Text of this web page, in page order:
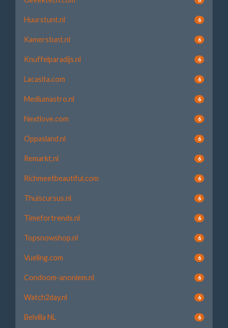
Huurstunt.nl 6
Kamerstunt.nl 6
Knuffelparadijs.nl 6
Lacasita.com 6
Mediumastro.nl 6
Nextlove.com 6
Oppasland.nl 6
Remarkt.nl 6
Richmeetbeautiful.com 6
Thuiscursus.nl 6
Timefortrends.nl 6
Topsnowshop.nl 6
Vueling.com 6
Condoom-anoniem.nl 6
Watch2day.nl 6
Belvilla NL 6